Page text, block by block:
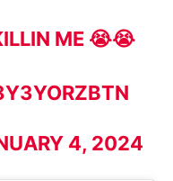
ME 😭😭
4, 2024